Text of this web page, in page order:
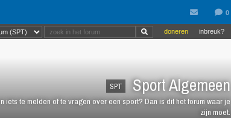
SPT Sport Algemeen
te melden of te vragen over een sport? Dan is dit het forum waar je
zijn moet.
inbreuk?
doneren